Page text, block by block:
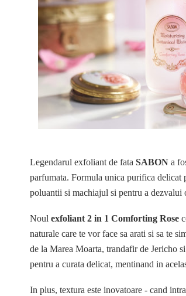
Legendarul exfoliant de fata SABON a
parfumata. Formula unica purifica delicat
poluantii si machiajul si pentru a dezvalui
Noul exfoliant 2 in 1 Comforting Rose
naturale care te vor face sa arati si sa te
de la Marea Moarta, trandafir de Jericho
pentru a curata delicat, mentinand in
In plus, textura este inovatoare - cand